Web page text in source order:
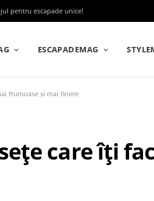
pentru escapade unice!
ESCAPADEMAG
frumoase și mai tinere
care îți